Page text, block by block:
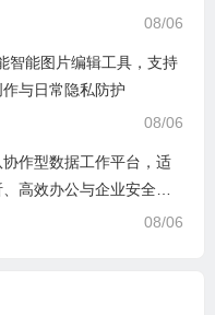
08/06
智能图片编辑工具，支持
与日常隐私防护
08/06
作型数据工作平台，适
高效办公与企业安全管
08/06